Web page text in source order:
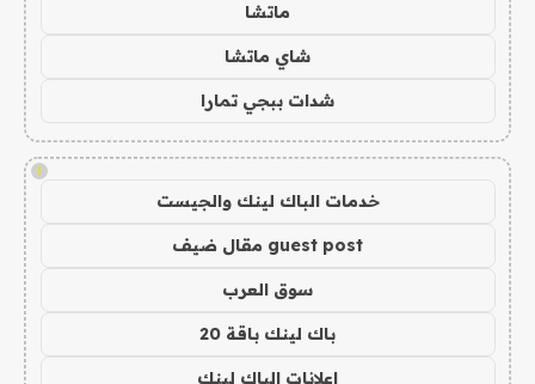
ماتشا
شاي ماتشا
شدات ببجي تمارا
!
خدمات الباك لينك والجيست
guest post مقال ضيف
سوق العرب
باك لينك باقة 20
اعلانات الباك لينك